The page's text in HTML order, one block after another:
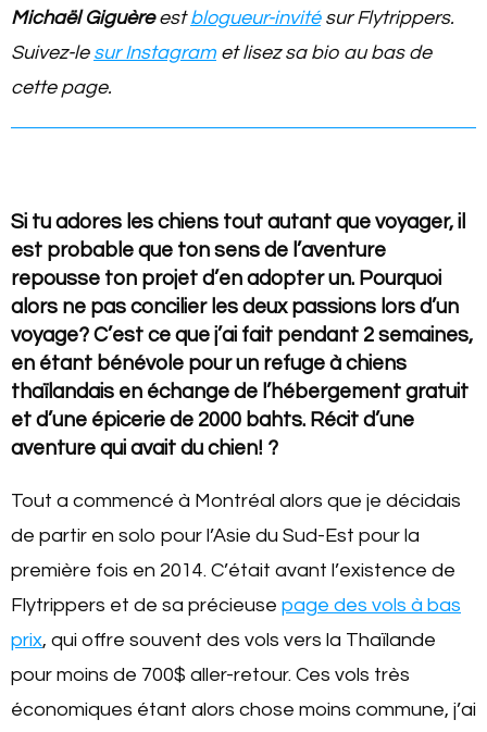
Michaël Giguèreestblogueur-invitésur Flytrippers.
Suivez-le sur Instagram et lisez sa bio au bas de
cette page.
Si tu adores les chiens tout autant que voyager, il
est probable que ton sens de l’aventure
repousse ton projet d’en adopter un. Pourquoi
alors ne pas concilier les deux passions lors d’un
voyage? C’est ce que j’ai fait pendant 2 semaines,
en étant bénévole pour un refuge à chiens
thaïlandais en échange de l’hébergement gratuit
et d’une épicerie de 2000 bahts. Récit d’une
aventure qui avait du chien! ?
Tout a commencé à Montréal alors que je décidais
de partir en solo pour l’Asie du Sud-Est pour la
première fois en 2014. C’était avant l’existence de
Flytrippers et de sa précieuse page des vols à bas
prix, qui offre souvent des vols vers la Thaïlande
pour moins de 700$ aller-retour. Ces vols très
économiques étant alors chose moins commune, j’ai